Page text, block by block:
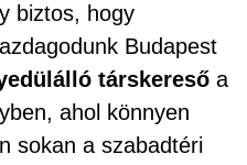
biztos, hogy
Budapest
társkereső a
ahol könnyen
sokan a szabadtéri